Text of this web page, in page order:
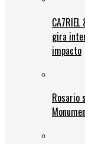
gira
impacto
Rosario